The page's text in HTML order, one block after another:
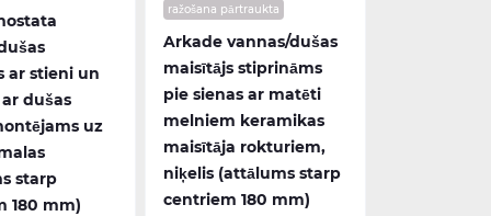
ar stieni un
dušas
uz
starp
180 mm)
ražošana pārtraukta
Arkade vannas/dušas
maisītājs stiprināms
pie sienas ar matēti
melniem keramikas
maisītāja rokturiem,
niķelis (attālums starp
centriem 180 mm)